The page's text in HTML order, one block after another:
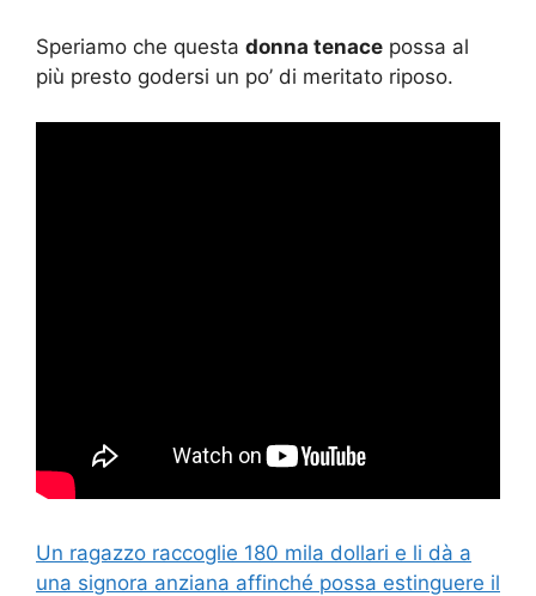
Speriamo che questa donna tenace possa al
più presto godersi un po’ di meritato riposo.
Un ragazzo raccoglie 180 mila dollari e li dà a
una signora anziana affinché possa estinguere il